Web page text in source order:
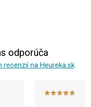
odporúča
recenzií na Heureka.sk